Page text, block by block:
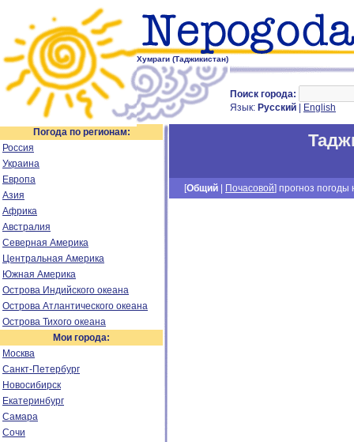
Хумраги (Таджикистан)
Поиск города:
Язык: Русский English
Погода по регионам:
Россия
Украина
Европа
Азия
Африка
Австралия
Северная Америка
Центральная Америка
Южная Америка
Острова Индийского океана
Острова Атлантического океана
Острова Тихого океана
Мои города:
Москва
Санкт-Петербург
Новосибирск
Екатеринбург
Самара
Сочи
[Общий Почасовой] прогноз погоды